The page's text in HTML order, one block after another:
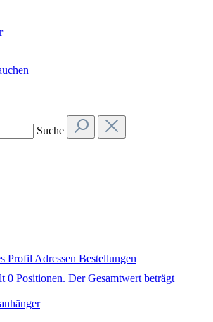
Suche
ProfilAdressen Bestellungen
0 Positionen. Der Gesamtwert beträgt